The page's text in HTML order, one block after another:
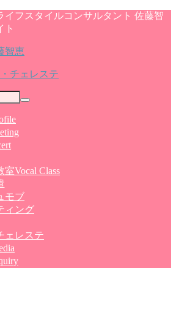
イフスタイルコンサルタント 佐藤智
ト
チェレステ
室Vocal Class
モブ
ィング
ェレステ